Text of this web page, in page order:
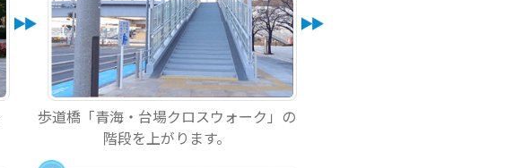
歩道橋「青海・台場クロスウォーク」の
階段を上がります。